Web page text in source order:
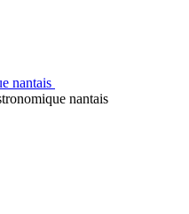
nantais
nantais